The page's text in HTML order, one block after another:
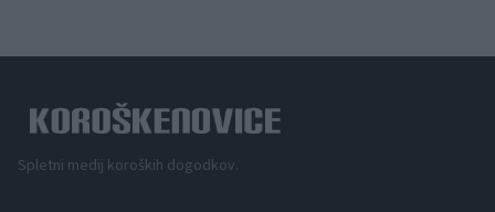
Spletni medij koroških dogodkov.